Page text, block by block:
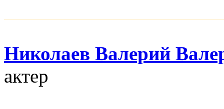
Николаев Валерий
актер